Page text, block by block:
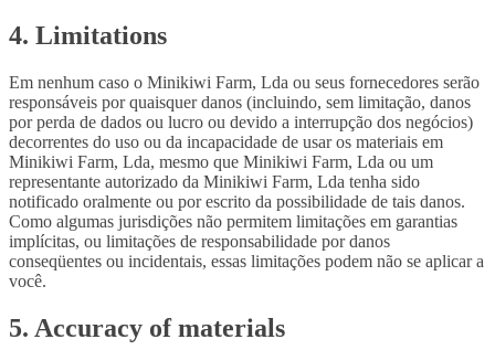
4. Limitations
Em nenhum caso o Minikiwi Farm, Lda ou seus fornecedores serão
responsáveis ​​por quaisquer danos (incluindo, sem limitação, danos
por perda de dados ou lucro ou devido a interrupção dos negócios)
decorrentes do uso ou da incapacidade de usar os materiais em
Minikiwi Farm, Lda, mesmo que Minikiwi Farm, Lda ou um
representante autorizado da Minikiwi Farm, Lda tenha sido
notificado oralmente ou por escrito da possibilidade de tais danos.
Como algumas jurisdições não permitem limitações em garantias
implícitas, ou limitações de responsabilidade por danos
conseqüentes ou incidentais, essas limitações podem não se aplicar a
você.
5. Accuracy of materials